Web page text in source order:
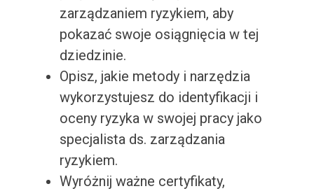
zarządzaniem ryzykiem, aby
pokazać swoje osiągnięcia w tej
dziedzinie.
Opisz, jakie metody i narzędzia
wykorzystujesz do identyfikacji i
oceny ryzyka w swojej pracy jako
specjalista ds. zarządzania
ryzykiem.
Wyróżnij ważne certyfikaty,